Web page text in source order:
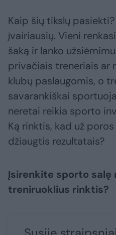
Kaip šių tikslų
įvairiausių. Vieni
šaką ir lanko
privačiais treneriais ar
klubų paslaugomis, o
savarankiškai
neretai reikia sporto
Ką rinktis, kad už
džiaugtis rezultatais?
Įsirenkite sporto salę
treniruoklius rinktis?